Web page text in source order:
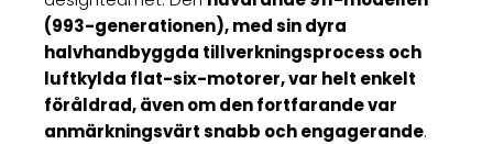
(993-generationen), med sin dyra
halvhandbyggda tillverkningsprocess och
luftkylda flat-six-motorer, var helt enkelt
föråldrad, även om den fortfarande var
anmärkningsvärt snabb och engagerande.